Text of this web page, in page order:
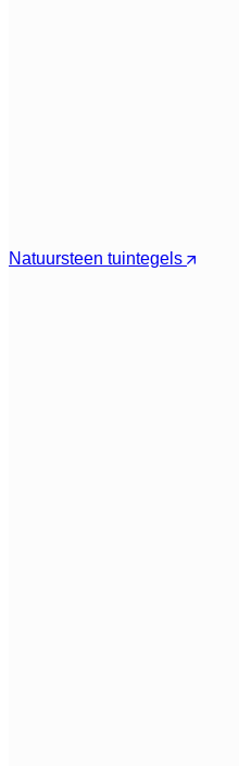
Natuursteen tuintegels